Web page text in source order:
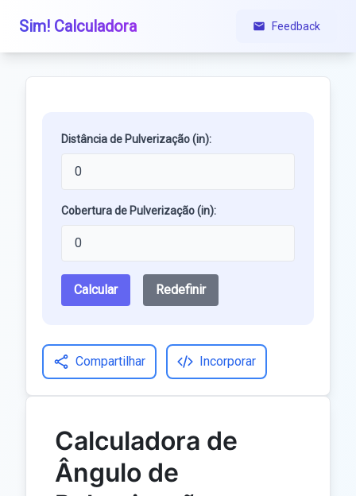
Sim! Calculadora Feedback
Distância de Pulverização (in):
Cobertura de Pulverização (in):
Calcular Redefinir
Compartilhar Incorporar
Calculadora de
Ângulo de